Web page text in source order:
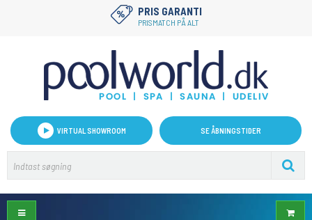
PRIS GARANTI
PRISMATCH PÅ ALT
VIRTUAL SHOWROOM SE ÅBNINGSTIDER